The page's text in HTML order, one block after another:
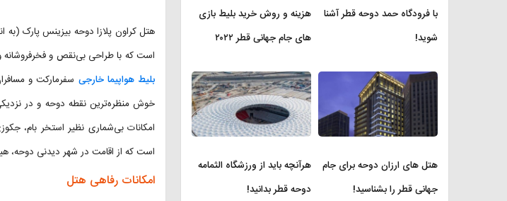
است که با طراحی بی‌نقص و فخرفروشانه
بلیط هواپیما خارجی
خوش منظره‌ترین نقطه دوحه و در
امکانات بی‌شماری نظیر استخر بام،
است که از اقامت در شهر دیدنی دوحه،
امکانات رفاهی هتل
با فرودگاه حمد دوحه قطر آشنا
شوید!
هزینه و روش خرید بلیط بازی
های جام جهانی قطر ۲۰۲۲
هتل های ارزان دوحه برای جام
جهانی قطر را بشناسید!
هرآنچه باید از ورزشگاه الثمامه
دوحه قطر بدانید!